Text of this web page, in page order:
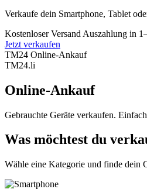
Verkaufe dein Smartphone, Tablet
Kostenloser Versand Auszahlung in
Jetzt verkaufen
TM24 Online-Ankauf
TM24.li
Online-Ankauf
Gebrauchte Geräte verkaufen.
Was möchtest du
Wähle eine Kategorie und finde dein